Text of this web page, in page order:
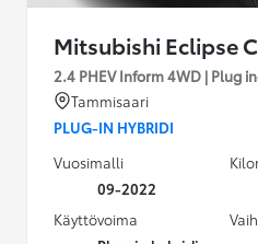
Mitsubishi Eclipse
2.4 PHEV Inform 4WD | Plug
Tammisaari
PLUG-IN HYBRIDI
Vuosimalli
09-2022
Käyttövoima